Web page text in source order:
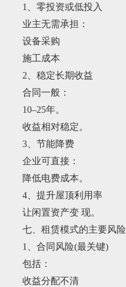
1、零投资或低投入
业主无需承担：
设备采购
施工成本
2、稳定长期收益
合同一般：
10–25年。
收益相对稳定。
3、节能降费
企业可直接：
降低电费成本。
4、提升屋顶利用率
让闲置资产变 现。
七、租赁模式的主要风险
1、合同风险(最关键)
包括：
收益分配不清